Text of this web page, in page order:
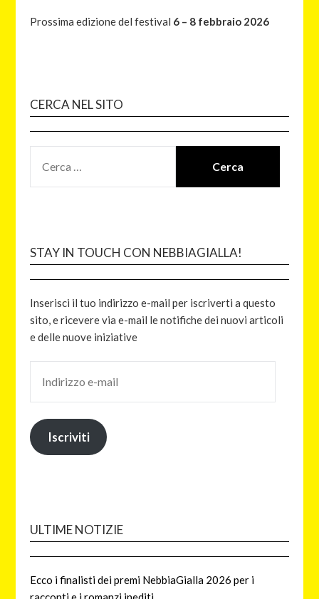
Prossima edizione del festival 6 – 8 febbraio 2026
CERCA NEL SITO
STAY IN TOUCH CON NEBBIAGIALLA!
Inserisci il tuo indirizzo e-mail per iscriverti a questo
sito, e ricevere via e-mail le notifiche dei nuovi articoli
e delle nuove iniziative
Iscriviti
ULTIME NOTIZIE
Ecco i finalisti dei premi NebbiaGialla 2026 per i